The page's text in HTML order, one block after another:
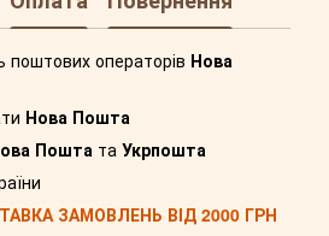
поштових операторів Нова
Нова Пошта
Пошта та Укрпошта
ЗАМОВЛЕНЬ ВІД 2000 ГРН